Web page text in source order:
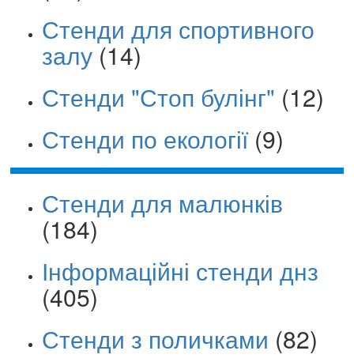
Стенди для спортивного
залу(14)
Стенди "Стоп булінг" (12)
Стенди по екології (9)
Стенди для малюнків
(184)
Інформаційні стенди днз
(405)
Стенди з поличками (82)